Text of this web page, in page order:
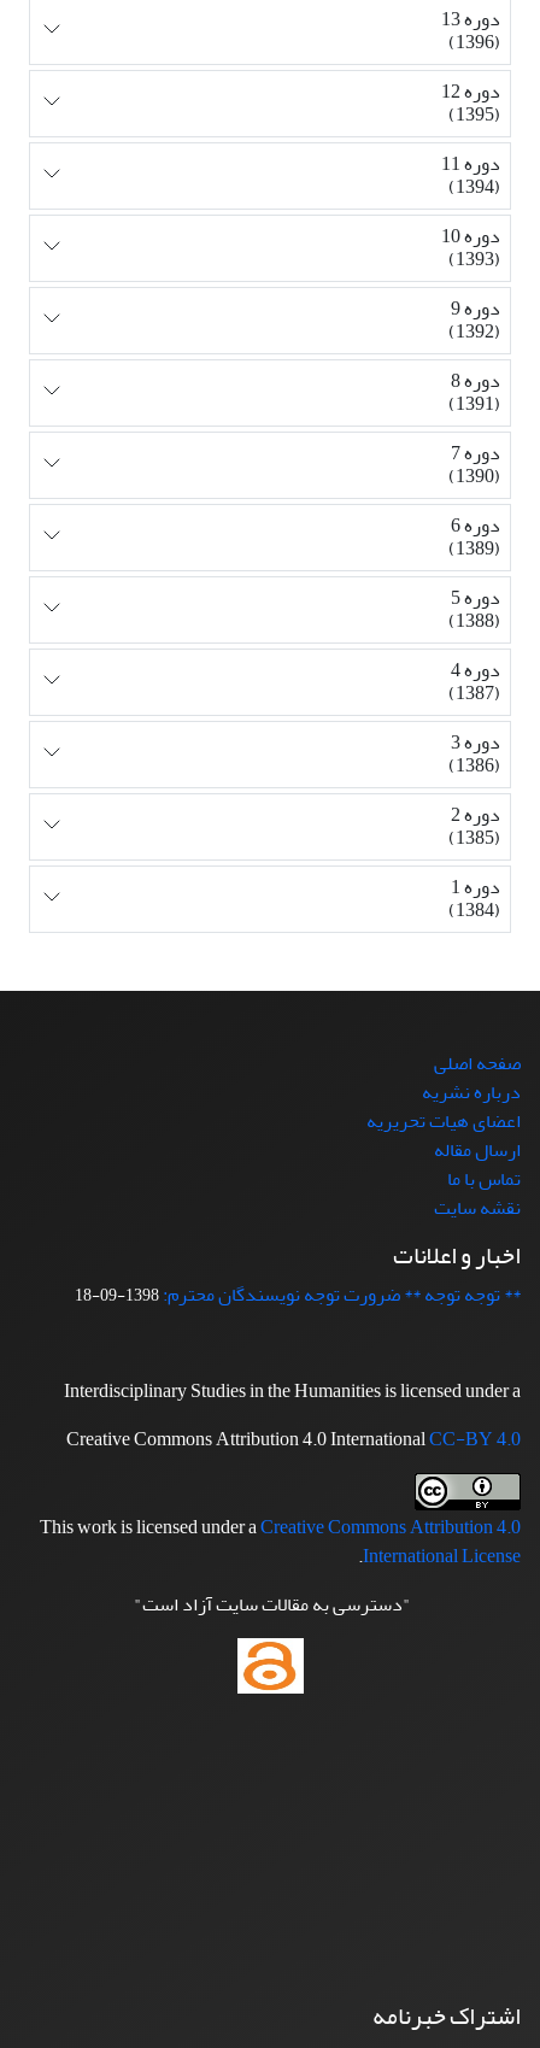
دوره 13
(1396)
دوره 12
(1395)
دوره 11
(1394)
دوره 10
(1393)
دوره 9
(1392)
دوره 8
(1391)
دوره 7
(1390)
دوره 6
(1389)
دوره 5
(1388)
دوره 4
(1387)
دوره 3
(1386)
دوره 2
(1385)
دوره 1
(1384)
صفحه اصلی
درباره نشریه
اعضای هیات تحریریه
ارسال مقاله
تماس با ما
نقشه سایت
اخبار و اعلانات
** توجه توجه ** ضرورت توجه نویسندگان محترم:1398-09-18
Interdisciplinary Studies in the Humanities is licensed under a
Creative Commons Attribution 4.0 InternationalCC-BY 4.0
This work is licensed under aCreative Commons Attribution 4.0
International License
.
"دسترسی به مقالات سایت آزاد است"
اشتراک خبرنامه